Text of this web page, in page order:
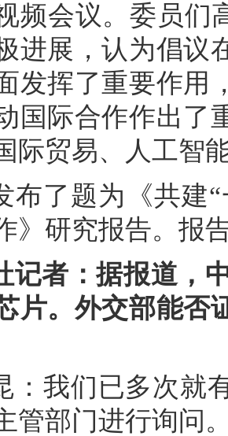
频会议。委员们
进展，认为倡议
发挥了重要作用
国际合作作出了
际贸易、人工智
布了题为《共
》研究报告。报
记者：据报道，
片。外交部能否
：我们已多次就
管部门进行询问